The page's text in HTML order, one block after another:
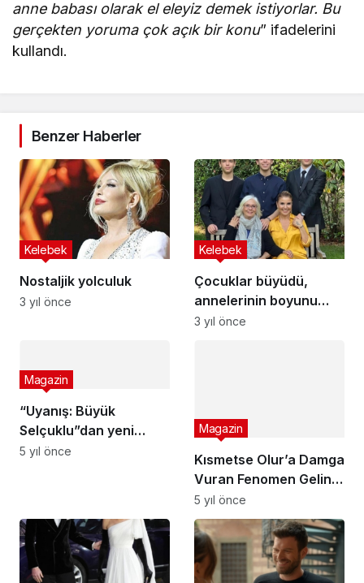
anne babası olarak el eleyiz demek istiyorlar. Bu
gerçekten yoruma çok açık bir konu” ifadelerini
kullandı.
Benzer Haberler
Nostaljik yolculuk
Kelebek
3 yıl önce
Çocuklar büyüdü,
annelerinin boyunu
geçtiler… İşte dört
Kelebek
3 yıl önce
“Uyanış: Büyük
Selçuklu”dan yeni
rekor!
Magazin
5 yıl önce
Kısmetse Olur’a Damga
Vuran Fenomen Gelin
Adayı Aycan Varış’ın
Değişimini Görünce
Epey Şaşıracaksınız!
Magazin
5 yıl önce